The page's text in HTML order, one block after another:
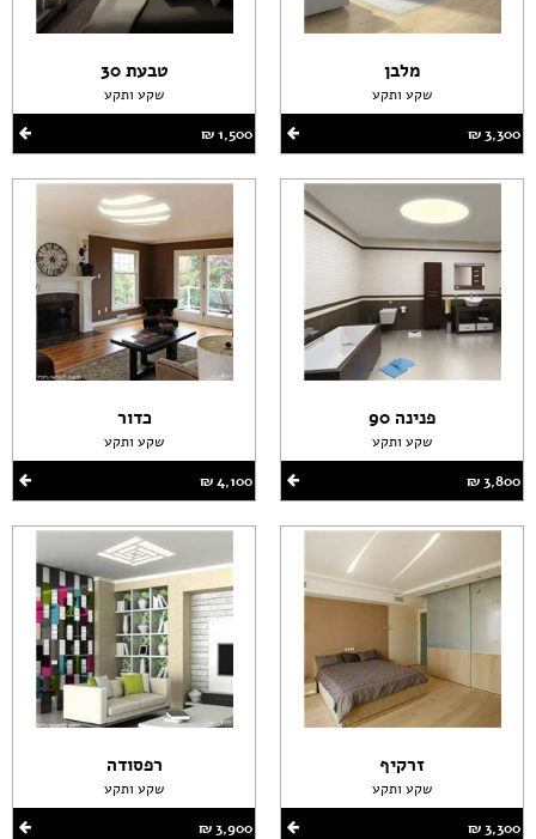
מלבן
שקע ותקע
3,300 ‏₪
פנינה 90
שקע ותקע
3,800 ‏₪
זרקיף
שקע ותקע
3,300 ‏₪
טבעת 30
שקע ותקע
1,500 ‏₪
כדור
שקע ותקע
4,100 ‏₪
רפסודה
שקע ותקע
3,900 ‏₪